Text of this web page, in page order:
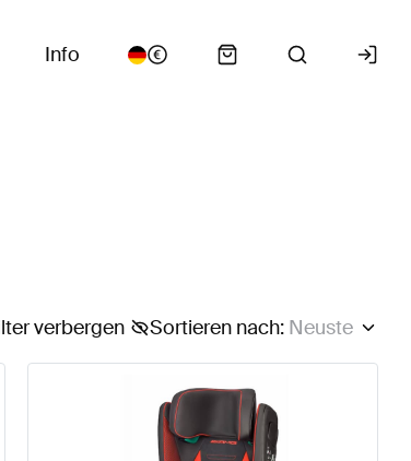
Info
Sortieren nach: Neuste
verbergen